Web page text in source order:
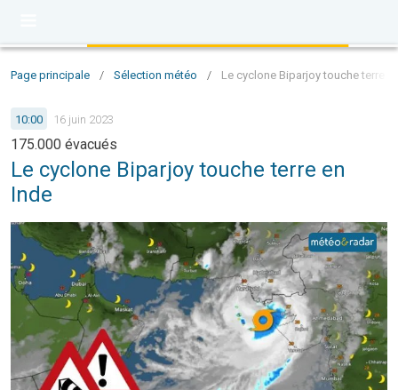
Page principale / Sélection météo / Le cyclone Biparjoy touche terre
10:00 16 juin 2023
175.000 évacués
Le cyclone Biparjoy touche terre en
Inde